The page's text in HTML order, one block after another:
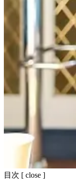
目次 [ close ]